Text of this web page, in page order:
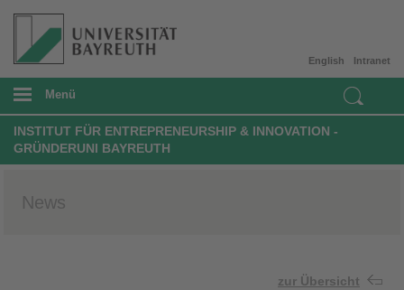
Intranet
English
Menü
INSTITUT FÜR ENTREPRENEURSHIP & INNOVATION -
GRÜNDERUNI BAYREUTH
News
zur Übersicht